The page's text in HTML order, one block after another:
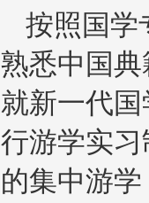
按照国学
熟悉中国
就新一代
行游学实
的集中游